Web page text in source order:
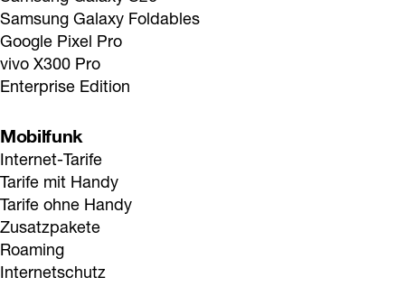
Samsung Galaxy Foldables
Google Pixel Pro
vivo X300 Pro
Enterprise Edition
Mobilfunk
Internet-Tarife
Tarife mit Handy
Tarife ohne Handy
Zusatzpakete
Roaming
Internetschutz